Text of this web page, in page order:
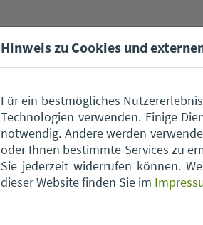
Beim Laden der Karte
Nähere
Hinweis zu Cookies und
Für ein bestmögliches
Technologien verwenden. Einige
notwendig. Andere werden
oder Ihnen bestimmte Services zu
Sie jederzeit widerrufen können.
dieser Website finden Sie im